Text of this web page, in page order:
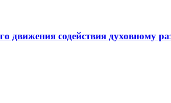
движения содействия духовному